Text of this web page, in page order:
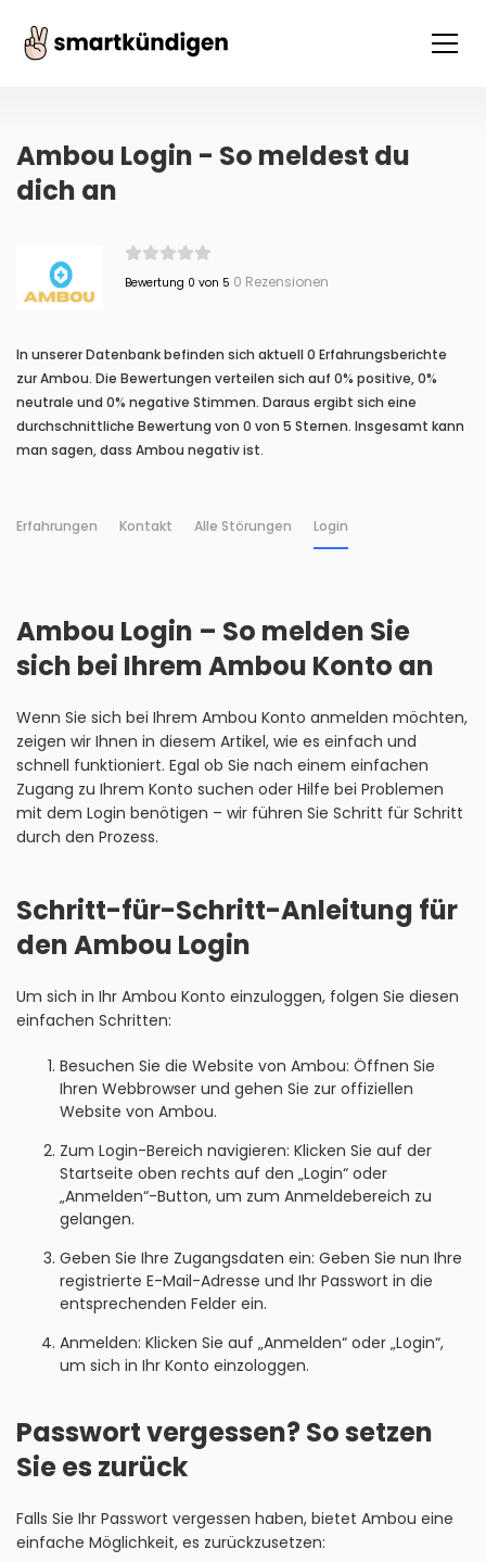
Ambou Login - So meldest du
dich an
Bewertung 0 von 5 0 Rezensionen
In unserer Datenbank befinden sich aktuell 0 Erfahrungsberichte
zur Ambou. Die Bewertungen verteilen sich auf 0% positive, 0%
neutrale und 0% negative Stimmen. Daraus ergibt sich eine
durchschnittliche Bewertung von 0 von 5 Sternen. Insgesamt kann
man sagen, dass Ambou negativ ist.
Erfahrungen Kontakt Alle Störungen Login
Ambou Login – So melden Sie
sich bei Ihrem Ambou Konto an
Wenn Sie sich bei Ihrem Ambou Konto anmelden möchten,
zeigen wir Ihnen in diesem Artikel, wie es einfach und
schnell funktioniert. Egal ob Sie nach einem einfachen
Zugang zu Ihrem Konto suchen oder Hilfe bei Problemen
mit dem Login benötigen – wir führen Sie Schritt für Schritt
durch den Prozess.
Schritt-für-Schritt-Anleitung für
den Ambou Login
Um sich in Ihr Ambou Konto einzuloggen, folgen Sie diesen
einfachen Schritten:
Besuchen Sie die Website von Ambou: Öffnen Sie
Ihren Webbrowser und gehen Sie zur offiziellen
Website von Ambou.
Zum Login-Bereich navigieren: Klicken Sie auf der
Startseite oben rechts auf den „Login“ oder
„Anmelden“-Button, um zum Anmeldebereich zu
gelangen.
Geben Sie Ihre Zugangsdaten ein: Geben Sie nun Ihre
registrierte E-Mail-Adresse und Ihr Passwort in die
entsprechenden Felder ein.
Anmelden: Klicken Sie auf „Anmelden“ oder „Login“,
um sich in Ihr Konto einzologgen.
Passwort vergessen? So setzen
Sie es zurück
Falls Sie Ihr Passwort vergessen haben, bietet Ambou eine
einfache Möglichkeit, es zurückzusetzen: